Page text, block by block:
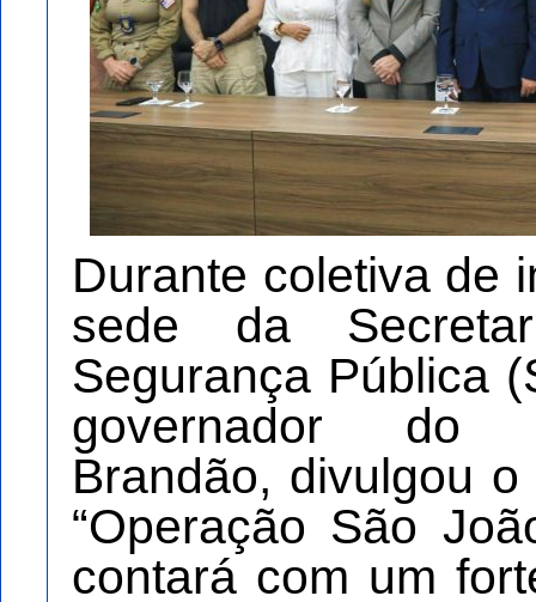
Durante coletiva de
sede da
Segurança Pública
governador do
Brandão, divulgou
“Operação São
contará com um